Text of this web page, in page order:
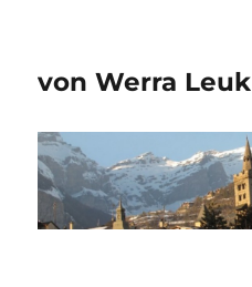
von Werra Leuk